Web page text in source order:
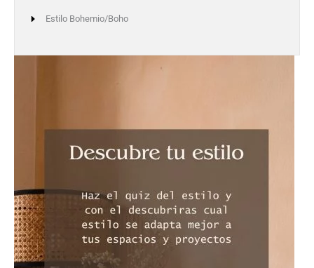
Estilo Bohemio/Boho